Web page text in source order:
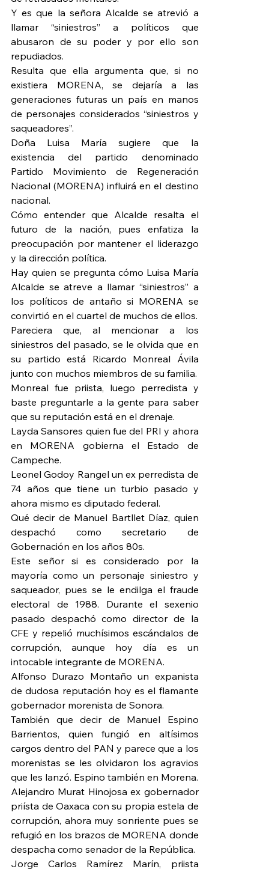
Y es que la señora Alcalde se atrevió a
llamar “siniestros” a políticos que
abusaron de su poder y por ello son
repudiados.
Resulta que ella argumenta que, si no
existiera MORENA, se dejaría a las
generaciones futuras un país en manos
de personajes considerados “siniestros y
saqueadores”.
Doña Luisa María sugiere que la
existencia del partido denominado
Partido Movimiento de Regeneración
Nacional (MORENA) influirá en el destino
nacional.
Cómo entender que Alcalde resalta el
futuro de la nación, pues enfatiza la
preocupación por mantener el liderazgo
y la dirección política.
Hay quien se pregunta cómo Luisa María
Alcalde se atreve a llamar “siniestros” a
los políticos de antaño si MORENA se
convirtió en el cuartel de muchos de ellos.
Pareciera que, al mencionar a los
siniestros del pasado, se le olvida que en
su partido está Ricardo Monreal Ávila
junto con muchos miembros de su familia.
Monreal fue priista, luego perredista y
baste preguntarle a la gente para saber
que su reputación está en el drenaje.
Layda Sansores quien fue del PRI y ahora
en MORENA gobierna el Estado de
Campeche.
Leonel Godoy Rangel un ex perredista de
74 años que tiene un turbio pasado y
ahora mismo es diputado federal.
Qué decir de Manuel Bartllet Díaz, quien
despachó como secretario de
Gobernación en los años 80s.
Este señor si es considerado por la
mayoría como un personaje siniestro y
saqueador, pues se le endilga el fraude
electoral de 1988. Durante el sexenio
pasado despachó como director de la
CFE y repelió muchísimos escándalos de
corrupción, aunque hoy día es un
intocable integrante de MORENA.
Alfonso Durazo Montaño un expanista
de dudosa reputación hoy es el flamante
gobernador morenista de Sonora.
También que decir de Manuel Espino
Barrientos, quien fungió en altísimos
cargos dentro del PAN y parece que a los
morenistas se les olvidaron los agravios
que les lanzó. Espino también en Morena.
Alejandro Murat Hinojosa ex gobernador
priísta de Oaxaca con su propia estela de
corrupción, ahora muy sonriente pues se
refugió en los brazos de MORENA donde
despacha como senador de la República.
Jorge Carlos Ramírez Marín, priista